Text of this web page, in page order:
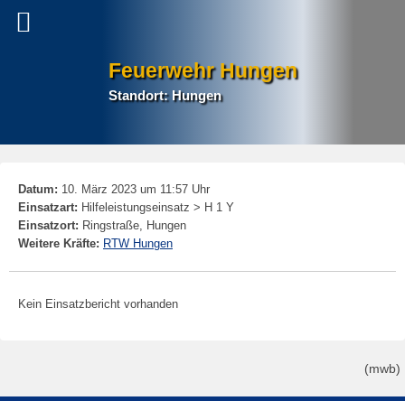
Feuerwehr Hungen
Standort: Hungen
Datum: 10. März 2023 um 11:57 Uhr
Einsatzart: Hilfeleistungseinsatz > H 1 Y
Einsatzort: Ringstraße, Hungen
Weitere Kräfte: RTW Hungen
Kein Einsatzbericht vorhanden
(mwb)